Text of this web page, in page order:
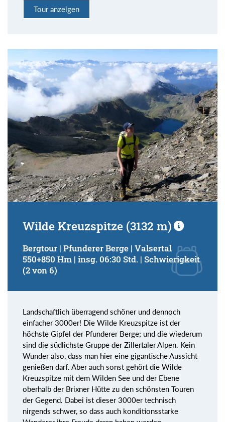
Tour anzeigen
Wilde Kreuzspitze (3132 m)
Bergtour | Pfunderer Berge | Valsertal
550+850 Hm | insg. 06:30 Std. | Schwierigkeit
(2 von 6)
Landschaftlich überragend schöner und dennoch
einfacher 3000er! Die Wilde Kreuzspitze ist der
höchste Gipfel der Pfunderer Berge; und die wiederum
sind die südlichste Gruppe der Zillertaler Alpen. Kein
Wunder also, dass man hier eine gigantische Aussicht
genießen darf. Aber auch sonst gehört die Wilde
Kreuzspitze mit dem Wilden See und der Ebene
oberhalb der Brixner Hütte zu den schönsten Touren
der Gegend. Dabei ist dieser 3000er technisch
nirgends schwer, so dass auch konditionsstarke